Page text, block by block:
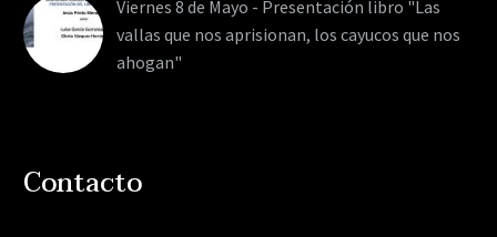
Viernes 8 de Mayo - Presentación libro "Las
vallas que nos aprisionan, los cayucos que nos
ahogan"
Contacto